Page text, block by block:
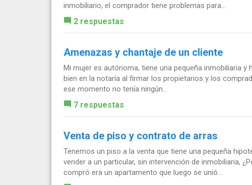
inmobiliario, el comprador tiene problemas para...
2 respuestas
Amenazas y chantaje de un cliente
Mi mujer es autónoma, tiene una pequeña inmobiliaria
bien en la notaría al firmar los propietarios y los
ese momento no tenía ningún...
7 respuestas
Venta de piso y contrato de arras
Tenemos un piso a la venta que tiene una pequeña
vender a un particular, sin intervención de inmobiliaria,
compró era un apartamento que luego se unió...